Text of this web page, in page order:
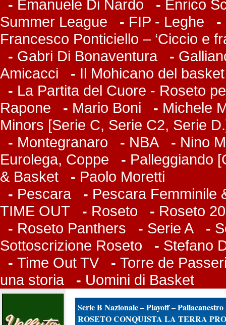
- Emanuele Di Nardo - Enrico
Summer League - FIP - Leghe -
Francesco Ponticiello – ‘Ciccio e
- Gabri Di Bonaventura-
Amicacci
- Il Mohicano del
- La Partita del Cuore - Roseto
Rapone - Mario Boni - Michele
Minors [Serie C, Serie C2, Serie
- Montegranaro - NBA - Nino
Eurolega, Coppe - Palleggiando
& Basket - Paolo Moretti
- Pescara- Pescara Femminile
TIME OUT - Roseto - Roseto
- Roseto Panthers - Serie A -
Sottoscrizione Roseto - Stefano
- Time Out TV - Torre de
una storia- Uomini di Basket
Serie B Nazionale – Playoff – Pallacanestro
ROSETO CONQUISTA LA TERRA